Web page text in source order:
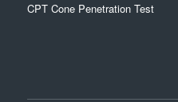
CPT Cone Penetration Test